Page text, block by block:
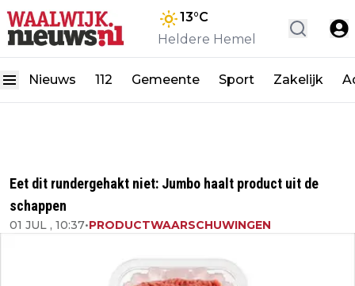
13°C
Heldere Hemel
Nieuws 112 Gemeente Sport Zakelijk
Eet dit rundergehakt niet: Jumbo haalt product uit de
schappen
01 JUL , 10:37•PRODUCTWAARSCHUWINGEN